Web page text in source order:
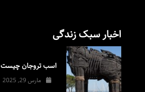
اخبار سبک زندگی
اسب تروجان چیست
مارس 29, 2025